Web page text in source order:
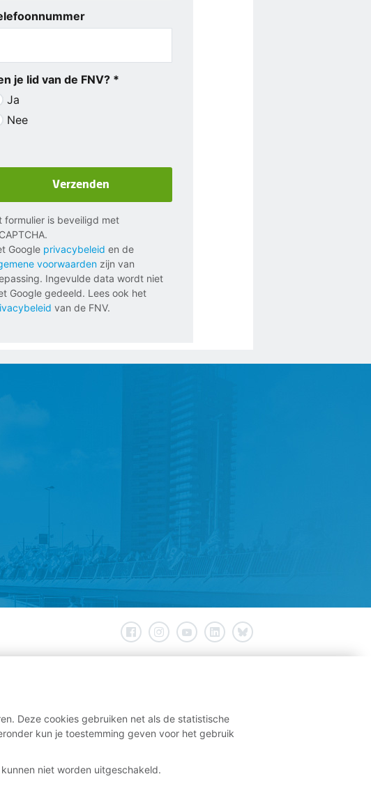
je lid van de FNV? *
Ja
Nee
formulier is beveiligd met
Google privacybeleid en de
voorwaarden zijn van
Ingevulde data wordt niet
Google gedeeld. Lees ook het
van de FNV.
Verzenden
Deze cookies gebruiken net als de statistische
kun je toestemming geven voor het gebruik
niet worden uitgeschakeld.